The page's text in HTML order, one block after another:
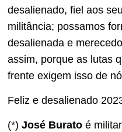
desalienado, fiel aos
militância; possamos
desalienada e
assim, porque as lutas
frente exigem isso de
Feliz e desalienado
(*) José Burato é